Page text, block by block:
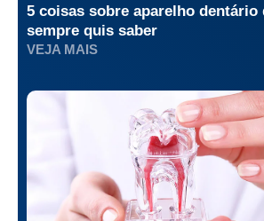
5 coisas sobre aparelho dentário
sempre quis saber
VEJA MAIS